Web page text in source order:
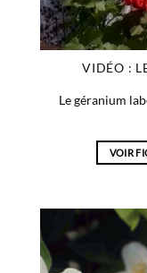
VIDÉO :
Le géranium
VOIR